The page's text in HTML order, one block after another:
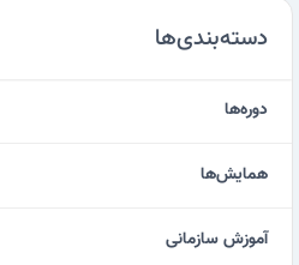
دسته‌بندی‌ها
دوره‌ها
همایش‌ها
آموزش سازمانی